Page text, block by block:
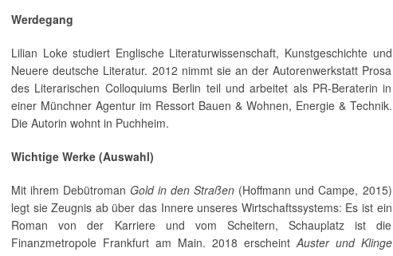
Werdegang
Lilian Loke studiert Englische Literaturwissenschaft, Kunstgeschichte und
Neuere deutsche Literatur. 2012 nimmt sie an der Autorenwerkstatt Prosa
des Literarischen Colloquiums Berlin teil und arbeitet als PR-Beraterin in
einer Münchner Agentur im Ressort Bauen & Wohnen, Energie & Technik.
Die Autorin wohnt in Puchheim.
Wichtige Werke (Auswahl)
Mit ihrem Debütroman Gold in den Straßen (Hoffmann und Campe, 2015)
legt sie Zeugnis ab über das Innere unseres Wirtschaftssystems: Es ist ein
Roman von der Karriere und vom Scheitern, Schauplatz ist die
Finanzmetropole Frankfurt am Main. 2018 erscheintAuster und Klinge